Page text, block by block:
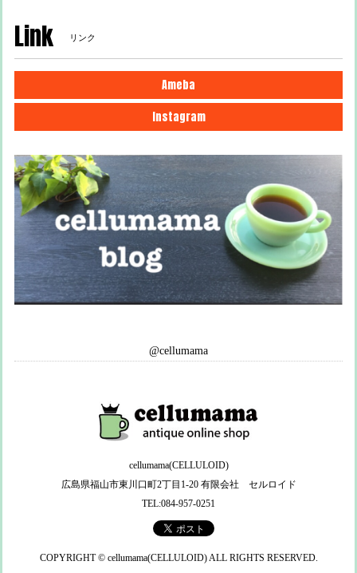
Link リンク
Ameba
Instagram
@cellumama
cellumama(CELLULOID)
広島県福山市東川口町2丁目1-20 有限会社 セルロイド
TEL:084-957-0251
COPYRIGHT © cellumama(CELLULOID) ALL RIGHTS RESERVED.